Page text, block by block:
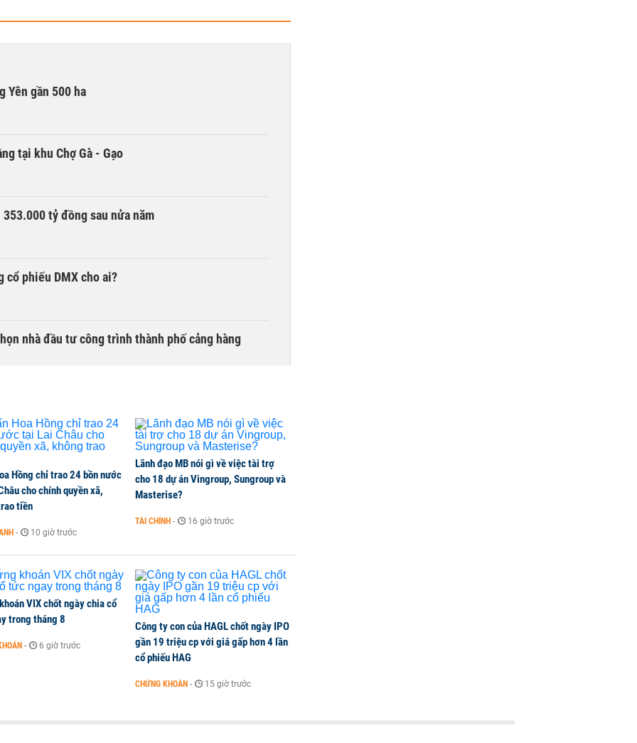
Yên gần 500 ha
tại khu Chợ Gà - Gạo
tỷ đồng sau nửa năm
cổ phiếu DMX cho ai?
nhà đầu tư công trình thành phố cảng hàng
ai đã mua vào?
lao động công trình đóng BHXH bắt buộc
Khoa bị khởi tố
Hồng chỉ trao 24 bồn nước
cho chính quyền xã,
tiền
- 10 giờ trước
Lãnh đạo MB nói gì về việc tài trợ
cho 18 dự án Vingroup, Sungroup và
Masterise?
TÀI CHÍNH - 16 giờ trước
VIX chốt ngày chia cổ
trong tháng 8
- 6 giờ trước
Công ty con của HAGL chốt ngày IPO
gần 19 triệu cp với giá gấp hơn 4 lần
cổ phiếu HAG
CHỨNG KHOÁN - 15 giờ trước